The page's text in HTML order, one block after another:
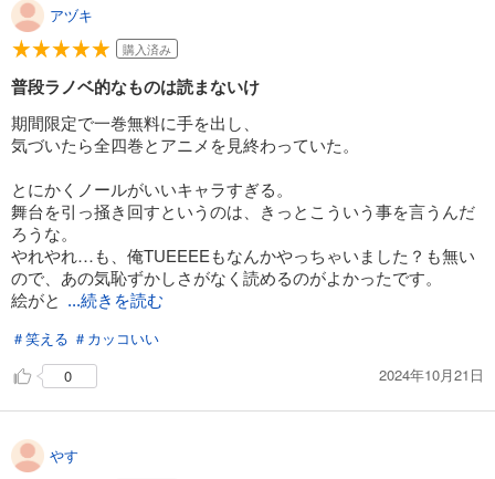
アヅキ
購入済み
普段ラノベ的なものは読まないけ
期間限定で一巻無料に手を出し、
気づいたら全四巻とアニメを見終わっていた。
とにかくノールがいいキャラすぎる。
舞台を引っ掻き回すというのは、きっとこういう事を言うんだ
ろうな。
やれやれ…も、俺TUEEEEもなんかやっちゃいました？も無い
ので、あの気恥ずかしさがなく読めるのがよかったです。
絵がと
...続きを読む
＃笑える ＃カッコいい
0
2024年10月21日
やす